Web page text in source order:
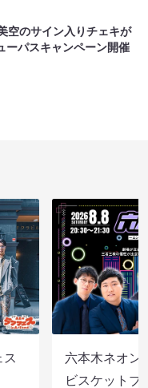
空のサイン入りチェキが
ーパスキャンペーン開催
ス
六本木ネオン
ビスケットブ